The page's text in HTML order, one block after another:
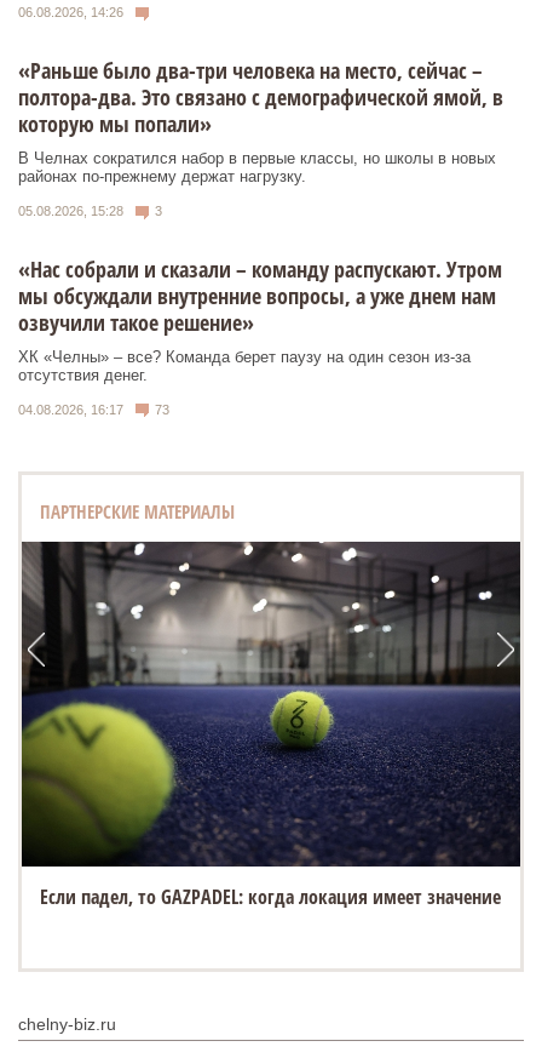
06.08.2026, 14:26
«Раньше было два-три человека на место, сейчас –
полтора-два. Это связано с демографической ямой, в
которую мы попали»
В Челнах сократился набор в первые классы, но школы в новых
районах по-прежнему держат нагрузку.
05.08.2026, 15:28 3
«Нас собрали и сказали – команду распускают. Утром
мы обсуждали внутренние вопросы, а уже днем нам
озвучили такое решение»
ХК «Челны» – все? Команда берет паузу на один сезон из-за
отсутствия денег.
04.08.2026, 16:17 73
ПАРТНЕРСКИЕ МАТЕРИАЛЫ
Если падел, то GAZPADEL: когда локация имеет значение
chelny-biz.ru